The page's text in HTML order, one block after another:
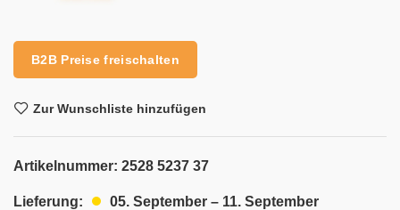
B2B Preise freischalten
Zur Wunschliste hinzufügen
Artikelnummer: 2528 5237 37
Lieferung: 05. September – 11. September